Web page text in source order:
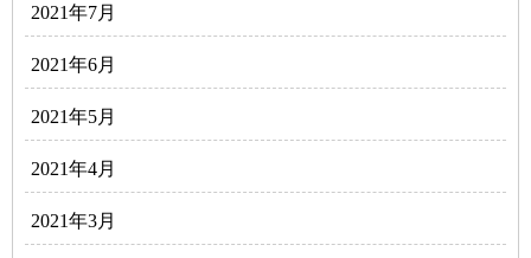
2021年7月
2021年6月
2021年5月
2021年4月
2021年3月